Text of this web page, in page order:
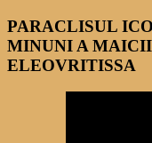
PARACLISUL
MINUNI A
ELEOVRITISSA